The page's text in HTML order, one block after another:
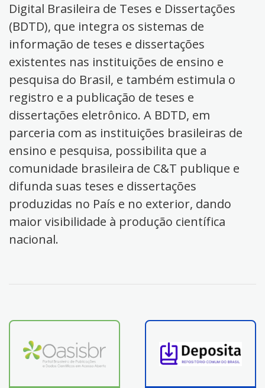
Digital Brasileira de Teses e Dissertações
(BDTD), que integra os sistemas de
informação de teses e dissertações
existentes nas instituições de ensino e
pesquisa do Brasil, e também estimula o
registro e a publicação de teses e
dissertações eletrônico. A BDTD, em
parceria com as instituições brasileiras de
ensino e pesquisa, possibilita que a
comunidade brasileira de C&T publique e
difunda suas teses e dissertações
produzidas no País e no exterior, dando
maior visibilidade à produção científica
nacional.